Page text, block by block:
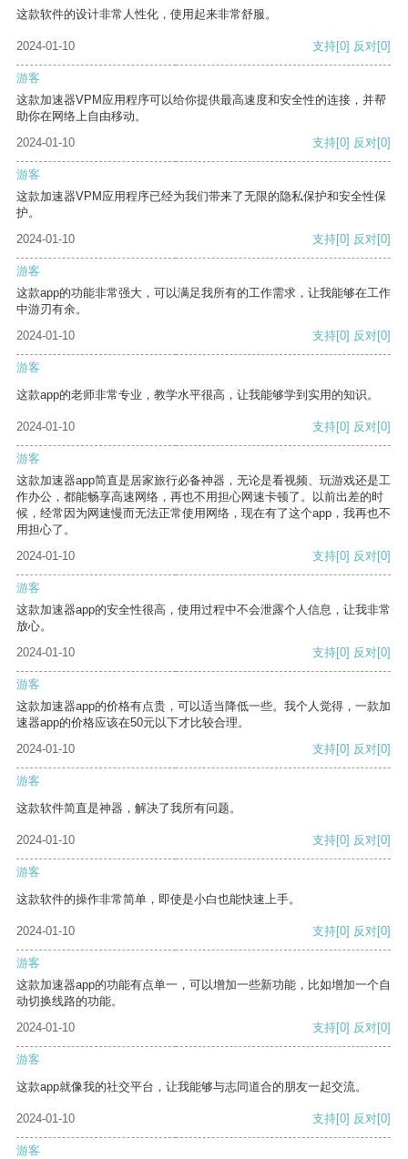
这款软件的设计非常人性化，使用起来非常舒服。
2024-01-10 支持[0] 反对[0]
游客
这款加速器VPM应用程序可以给你提供最高速度和安全性的连接，并帮
助你在网络上自由移动。
2024-01-10
支持[0] 反对[0]
游客
这款加速器VPM应用程序已经为我们带来了无限的隐私保护和安全性保
护。
2024-01-10
支持[0] 反对[0]
游客
这款app的功能非常强大，可以满足我所有的工作需求，让我能够在工作
中游刃有余。
2024-01-10
支持[0] 反对[0]
游客
这款app的老师非常专业，教学水平很高，让我能够学到实用的知识。
2024-01-10 支持[0] 反对[0]
游客
这款加速器app简直是居家旅行必备神器，无论是看视频、玩游戏还是工
作办公，都能畅享高速网络，再也不用担心网速卡顿了。以前出差的时
候，经常因为网速慢而无法正常使用网络，现在有了这个app，我再也不
用担心了。
2024-01-10
支持[0] 反对[0]
游客
这款加速器app的安全性很高，使用过程中不会泄露个人信息，让我非常
放心。
2024-01-10
支持[0] 反对[0]
游客
这款加速器app的价格有点贵，可以适当降低一些。我个人觉得，一款加
速器app的价格应该在50元以下才比较合理。
2024-01-10
支持[0] 反对[0]
游客
这款软件简直是神器，解决了我所有问题。
2024-01-10 支持[0] 反对[0]
游客
这款软件的操作非常简单，即使是小白也能快速上手。
2024-01-10 支持[0] 反对[0]
游客
这款加速器app的功能有点单一，可以增加一些新功能，比如增加一个自
动切换线路的功能。
2024-01-10
支持[0] 反对[0]
游客
这款app就像我的社交平台，让我能够与志同道合的朋友一起交流。
2024-01-10 支持[0] 反对[0]
游客